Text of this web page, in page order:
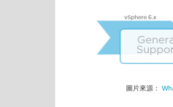
圖片來源：